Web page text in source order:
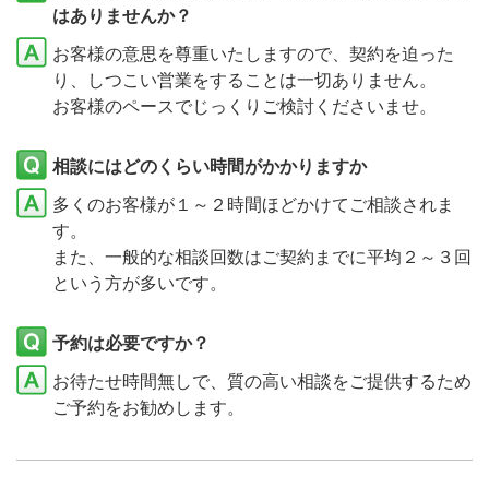
はありませんか？
お客様の意思を尊重いたしますので、契約を迫った
り、しつこい営業をすることは一切ありません。
お客様のペースでじっくりご検討くださいませ。
相談にはどのくらい時間がかかりますか
多くのお客様が１～２時間ほどかけてご相談されま
す。
また、一般的な相談回数はご契約までに平均２～３回
という方が多いです。
予約は必要ですか？
お待たせ時間無しで、質の高い相談をご提供するため
ご予約をお勧めします。